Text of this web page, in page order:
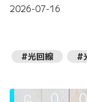
2026-07-16
#光回線 #